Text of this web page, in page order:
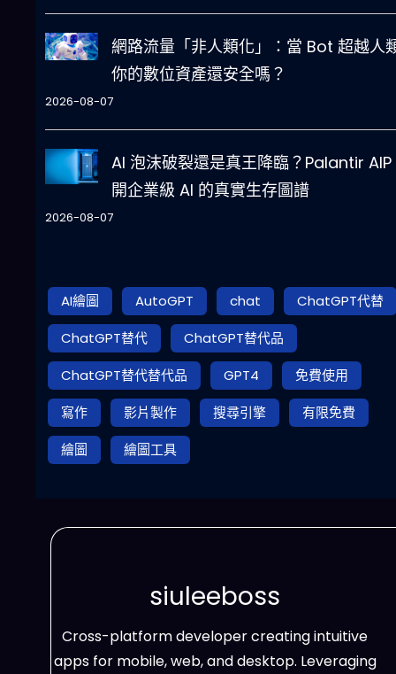
網路流量「非人類化」：當 Bot 超越人
你的數位資產還安全嗎？
2026-08-07
AI 泡沫破裂還是真王降臨？Palantir AIP
開企業級 AI 的真實生存圖譜
2026-08-07
AI繪圖 AutoGPT chat
ChatGPT代替
ChatGPT替代
ChatGPT替代品
ChatGPT替代替代品
GPT4
免費使用
寫作
影片製作 搜尋引擎
有限免費
繪圖
繪圖工具
siuleeboss
Cross-platform developer creating intuitive
apps for mobile, web, and desktop. Leveraging